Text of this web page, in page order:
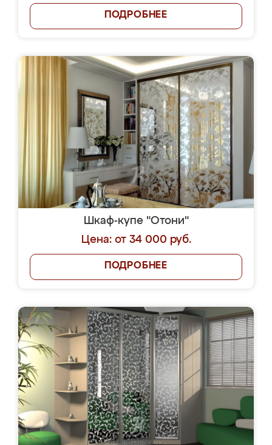
ПОДРОБНЕЕ
Шкаф-купе "Отони"
Цена: от 34 000 руб.
ПОДРОБНЕЕ